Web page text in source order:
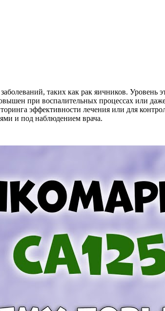
таких как рак яичников. Уровень
при воспалительных процессах или
эффективности лечения или для
и под наблюдением врача.